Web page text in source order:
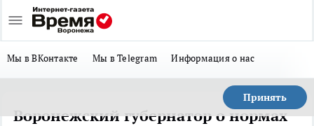
Мы в ВКонтакте Мы в Telegram Информация о нас
Принять
Воронежский губернатор о нормах